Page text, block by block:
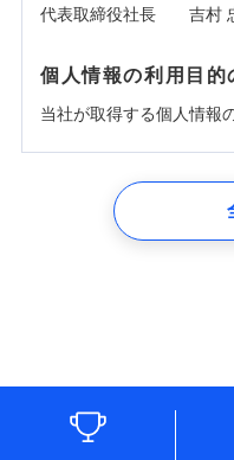
代表取締役社長 吉村
個人情報の利用目的
当社が取得する個人情報
ユーザー登録受付および
しくは委託を受けている
関する情報を提供し、金
た維持管理等の委託業務
情報を取引のある他の保
るために利用させていた
各種セミナーの開催のため
コンサルティングサービ